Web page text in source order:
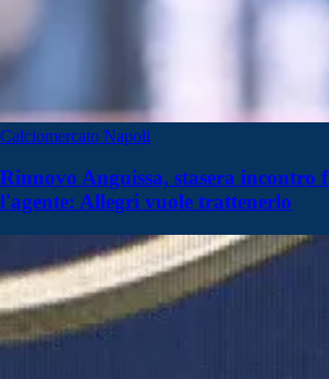
Calciomercato Napoli
Rinnovo Anguissa, stasera incontro
l'agente: Allegri vuole trattenerlo